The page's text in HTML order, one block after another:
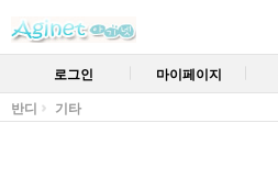
로그인 마이페이지
반디 기타